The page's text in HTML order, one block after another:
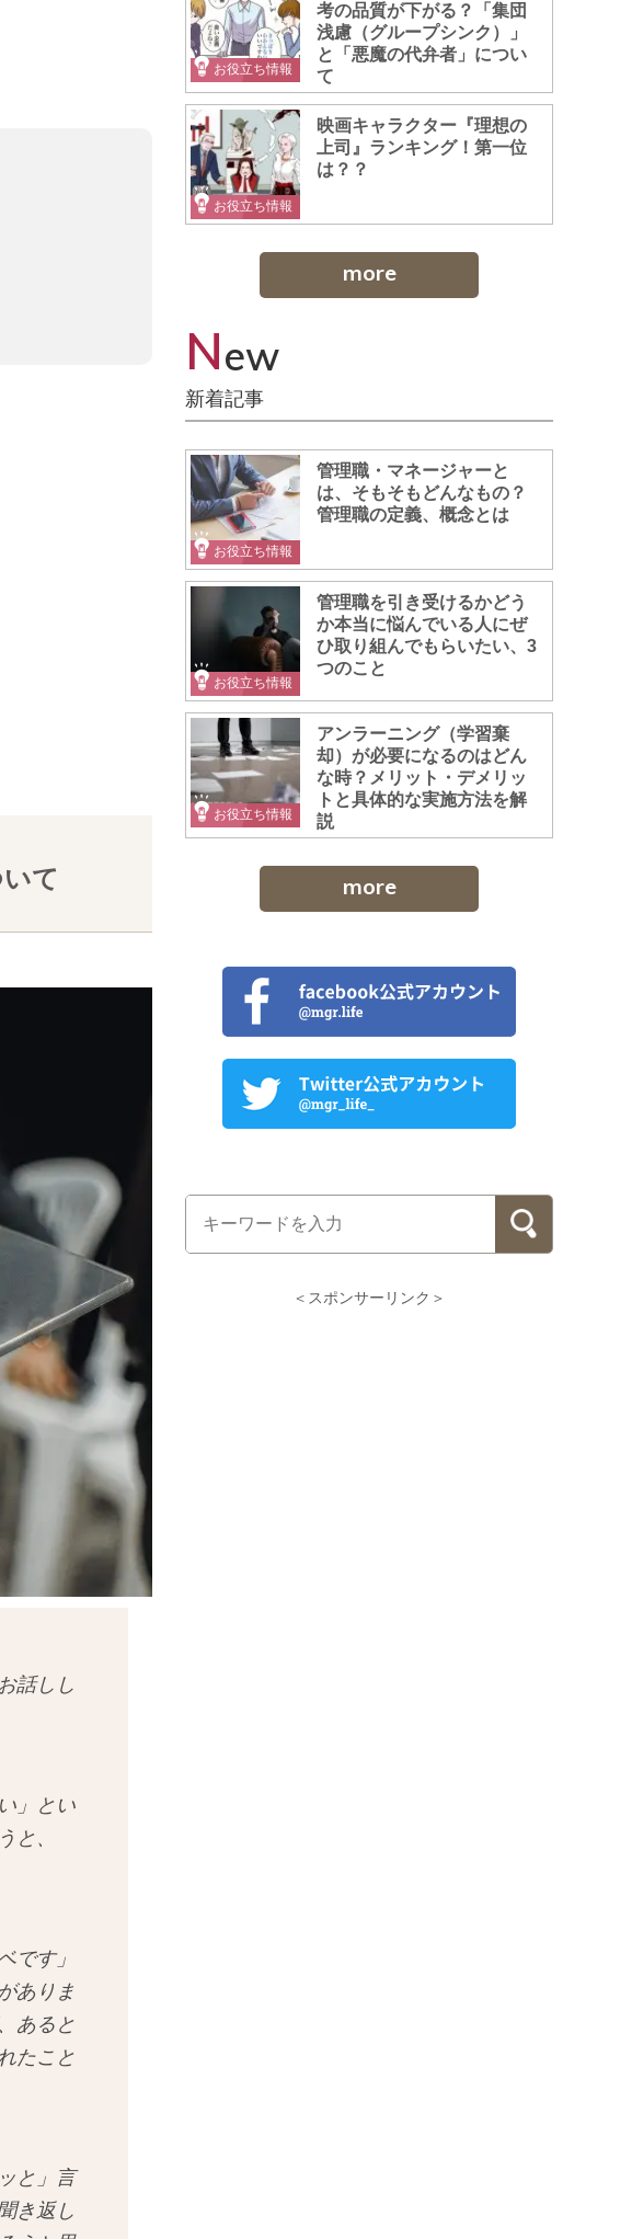
て
話しし
」とい
と、
です」
ありま
あると
たこと
と」言
き返し
お役立ち情報
考の品質が下がる？「集団
浅慮（グループシンク）」
と「悪魔の代弁者」につい
て
お役立ち情報
映画キャラクター『理想の
上司』ランキング！第一位
は？？
more
New
新着記事
お役立ち情報
管理職・マネージャーと
は、そもそもどんなもの？
管理職の定義、概念とは
お役立ち情報
管理職を引き受けるかどう
か本当に悩んでいる人にぜ
ひ取り組んでもらいたい、3
つのこと
お役立ち情報
アンラーニング（学習棄
却）が必要になるのはどん
な時？メリット・デメリッ
トと具体的な実施方法を解
説
more
＜スポンサーリンク＞